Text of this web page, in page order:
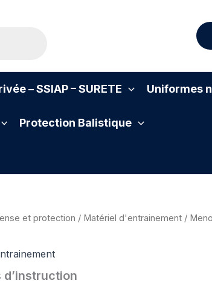
– SSIAP – SURETE Uniformes
Protection Balistique
et protection / Matériel d'entrainement /